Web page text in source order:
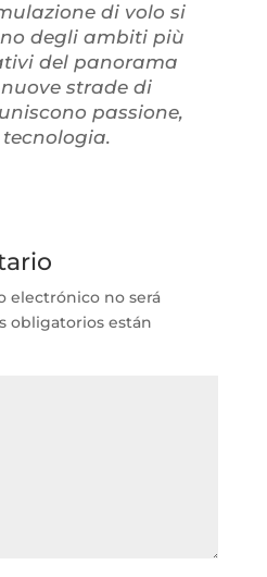
di volo si
degli ambiti più
del panorama
strade di
passione,
electrónico no será
obligatorios están